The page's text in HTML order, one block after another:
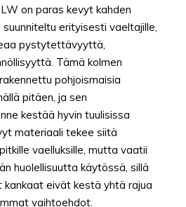
on paras kevyt kahden
erityisesti vaeltajille,
pystytettävyyttä,
Tämä kolmen
pohjoismaisia
pitäen, ja sen
kestää hyvin tuulisissa
materiaali tekee siitä
vaelluksille, mutta vaatii
huolellisuutta käytössä, sillä
eivät kestä yhtä rajua
vaihtoehdot.